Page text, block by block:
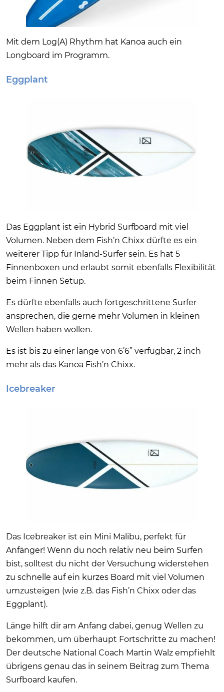
Mit dem Log(A) Rhythm hat Kanoa auch ein
Longboard im Programm.
Eggplant
Das Eggplant ist ein Hybrid Surfboard mit viel
Volumen. Neben dem Fish’n Chixx dürfte es ein
weiterer Tipp für Inland-Surfer sein. Es hat 5
Finnenboxen und erlaubt somit ebenfalls Flexibilität
beim Finnen Setup.
Es dürfte ebenfalls auch fortgeschrittene Surfer
ansprechen, die gerne mehr Volumen in kleinen
Wellen haben wollen.
Es ist bis zu einer länge von 6’6” verfügbar, 2 inch
mehr als das Kanoa Fish’n Chixx.
Icebreaker
Das Icebreaker ist ein Mini Malibu, perfekt für
Anfänger! Wenn du noch relativ neu beim Surfen
bist, solltest du nicht der Versuchung widerstehen
zu schnelle auf ein kurzes Board mit viel Volumen
umzusteigen (wie z.B. das Fish’n Chixx oder das
Eggplant).
Länge hilft dir am Anfang dabei, genug Wellen zu
bekommen, um überhaupt Fortschritte zu machen!
Der deutsche National Coach Martin Walz empfiehlt
übrigens genau das in seinem Beitrag zum Thema
Surfboard kaufen.